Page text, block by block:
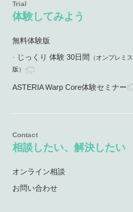
体験してみよう
無料体験版
じっくり 体験 30日間 （オンプレミス
版）
ASTERIA Warp Core体験セミナー
相談したい、解決したい
オンライン相談
お問い合わせ